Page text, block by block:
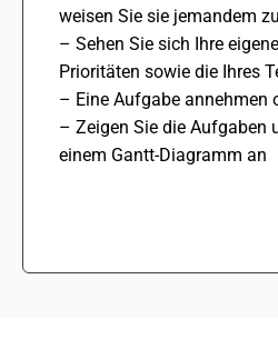
weisen Sie sie jeman­dem zu
– Sehen Sie sich Ihre
Prioritäten sowie die Ihres
– Eine Aufgabe anneh­men
– Zeigen Sie die Aufgaben
einem Gantt-Diagramm an